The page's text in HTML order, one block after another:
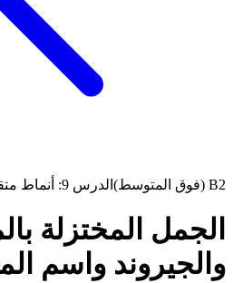
B2 (فوق المتوسط) الدرس 9: أنماط متقدمة للأفعال والجمل
الجمل المختزلة
والجيروند واسم